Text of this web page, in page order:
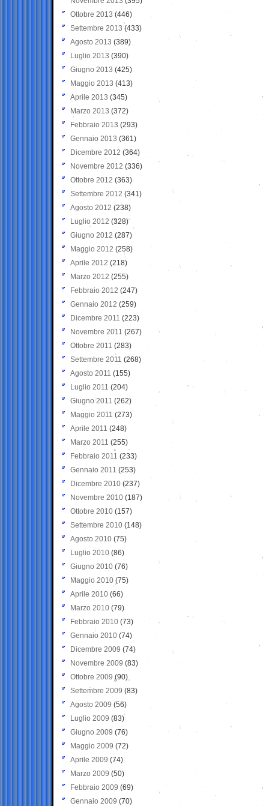
Ottobre 2013 (446)
Settembre 2013 (433)
Agosto 2013 (389)
Luglio 2013 (390)
Giugno 2013 (425)
Maggio 2013 (413)
Aprile 2013 (345)
Marzo 2013 (372)
Febbraio 2013 (293)
Gennaio 2013 (361)
Dicembre 2012 (364)
Novembre 2012 (336)
Ottobre 2012 (363)
Settembre 2012 (341)
Agosto 2012 (238)
Luglio 2012 (328)
Giugno 2012 (287)
Maggio 2012 (258)
Aprile 2012 (218)
Marzo 2012 (255)
Febbraio 2012 (247)
Gennaio 2012 (259)
Dicembre 2011 (223)
Novembre 2011 (267)
Ottobre 2011 (283)
Settembre 2011 (268)
Agosto 2011 (155)
Luglio 2011 (204)
Giugno 2011 (262)
Maggio 2011 (273)
Aprile 2011 (248)
Marzo 2011 (255)
Febbraio 2011 (233)
Gennaio 2011 (253)
Dicembre 2010 (237)
Novembre 2010 (187)
Ottobre 2010 (157)
Settembre 2010 (148)
Agosto 2010 (75)
Luglio 2010 (86)
Giugno 2010 (76)
Maggio 2010 (75)
Aprile 2010 (66)
Marzo 2010 (79)
Febbraio 2010 (73)
Gennaio 2010 (74)
Dicembre 2009 (74)
Novembre 2009 (83)
Ottobre 2009 (90)
Settembre 2009 (83)
Agosto 2009 (56)
Luglio 2009 (83)
Giugno 2009 (76)
Maggio 2009 (72)
Aprile 2009 (74)
Marzo 2009 (50)
Febbraio 2009 (69)
Gennaio 2009 (70)